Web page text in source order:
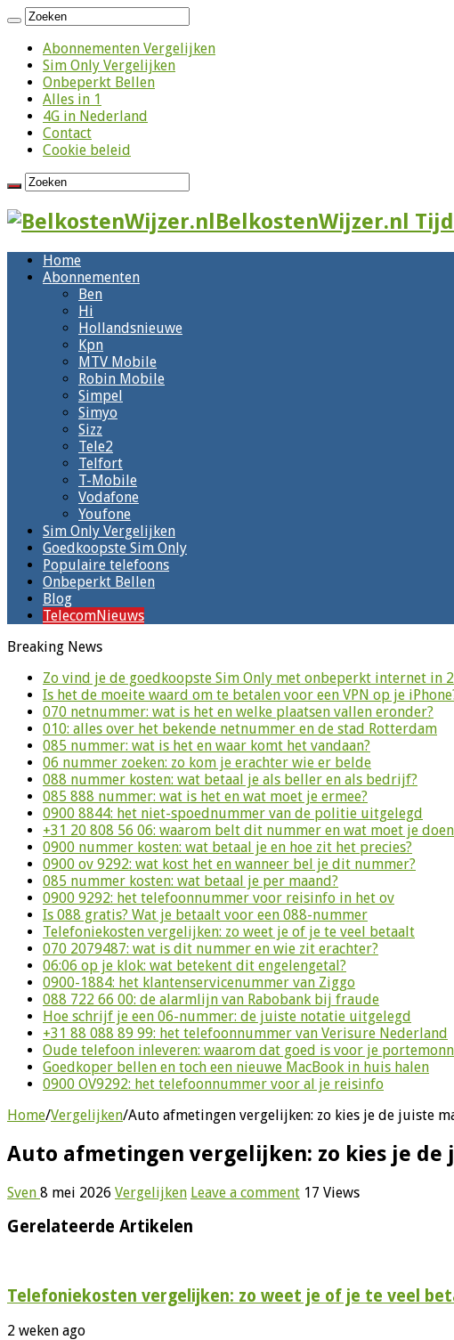
Abonnementen Vergelijken
Sim Only Vergelijken
Onbeperkt Bellen
Alles in 1
4G in Nederland
Contact
Cookie beleid
BelkostenWijzer.nl
Home
Abonnementen
Ben
Hi
Hollandsnieuwe
Kpn
MTV Mobile
Robin Mobile
Simpel
Simyo
Sizz
Tele2
Telfort
T-Mobile
Vodafone
Youfone
Sim Only Vergelijken
Goedkoopste Sim Only
Populaire telefoons
Onbeperkt Bellen
Blog
TelecomNieuws
Breaking News
Zo vind je de goedkoopste Sim Only met onbeperkt internet in
Is het de moeite waard om te betalen voor een VPN op je
070 netnummer: wat is het en welke plaatsen vallen eronder?
010: alles over het bekende netnummer en de stad Rotterdam
085 nummer: wat is het en waar komt het vandaan?
06 nummer zoeken: zo kom je erachter wie er belde
088 nummer kosten: wat betaal je als beller en als bedrijf?
085 888 nummer: wat is het en wat moet je ermee?
0900 8844: het niet-spoednummer van de politie uitgelegd
+31 20 808 56 06: waarom belt dit nummer en wat moet je
0900 nummer kosten: wat betaal je en hoe zit het precies?
0900 ov 9292: wat kost het en wanneer bel je dit nummer?
085 nummer kosten: wat betaal je per maand?
0900 9292: het telefoonnummer voor reisinfo in het ov
Is 088 gratis? Wat je betaalt voor een 088-nummer
Telefoniekosten vergelijken: zo weet je of je te veel betaalt
070 2079487: wat is dit nummer en wie zit erachter?
06:06 op je klok: wat betekent dit engelengetal?
0900-1884: het klantenservicenummer van Ziggo
088 722 66 00: de alarmlijn van Rabobank bij fraude
Hoe schrijf je een 06-nummer: de juiste notatie uitgelegd
+31 88 088 89 99: het telefoonnummer van Verisure Nederland
Oude telefoon inleveren: waarom dat goed is voor je
Goedkoper bellen en toch een nieuwe MacBook in huis halen
0900 OV9292: het telefoonnummer voor al je reisinfo
Home/Vergelijken/Auto afmetingen vergelijken: zo kies je de juiste
Auto afmetingen vergelijken: zo kies je de
Sven 8 mei 2026 Vergelijken Leave a comment 17 Views
Gerelateerde Artikelen
Telefoniekosten vergelijken: zo weet je of je te veel
2 weken ago